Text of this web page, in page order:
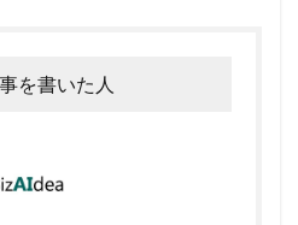
を書いた人